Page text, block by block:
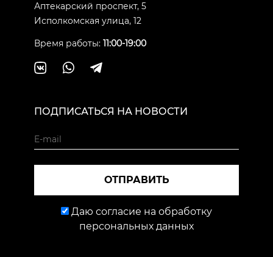
Аптекарский проспект, 5
Исполкомская улица, 12
Время работы: 11:00-19:00
ПОДПИСАТЬСЯ НА НОВОСТИ
ОТПРАВИТЬ
Даю согласие на обработку
персональных данных